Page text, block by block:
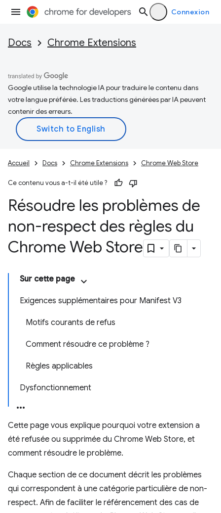
Connexion
Docs Chrome Extensions
Google utilise la technologie IA pour traduire le contenu dans
votre langue préférée. Les traductions générées par IA peuvent
contenir des erreurs.
Accueil Docs Chrome Extensions Chrome Web Store
Ce contenu vous a-t-il été utile ?
Résoudre les problèmes de
non-respect des règles du
Chrome Web Store
Sur cette page
Exigences supplémentaires pour Manifest V3
Motifs courants de refus
Comment résoudre ce problème ?
Règles applicables
Dysfonctionnement
Cette page vous explique pourquoi votre extension a
été refusée ou supprimée du Chrome Web Store, et
comment résoudre le problème.
Chaque section de ce document décrit les problèmes
qui correspondent à une catégorie particulière de non-
respect. Afin de faciliter le référencement des cas de